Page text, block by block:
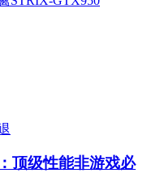
顶级性能非游戏必